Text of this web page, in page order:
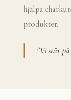
hjälpa
produkter.
"Vi står